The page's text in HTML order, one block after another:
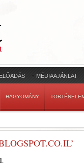
ELŐADÁS MÉDIAAJÁNLAT
HAGYOMÁNY
.